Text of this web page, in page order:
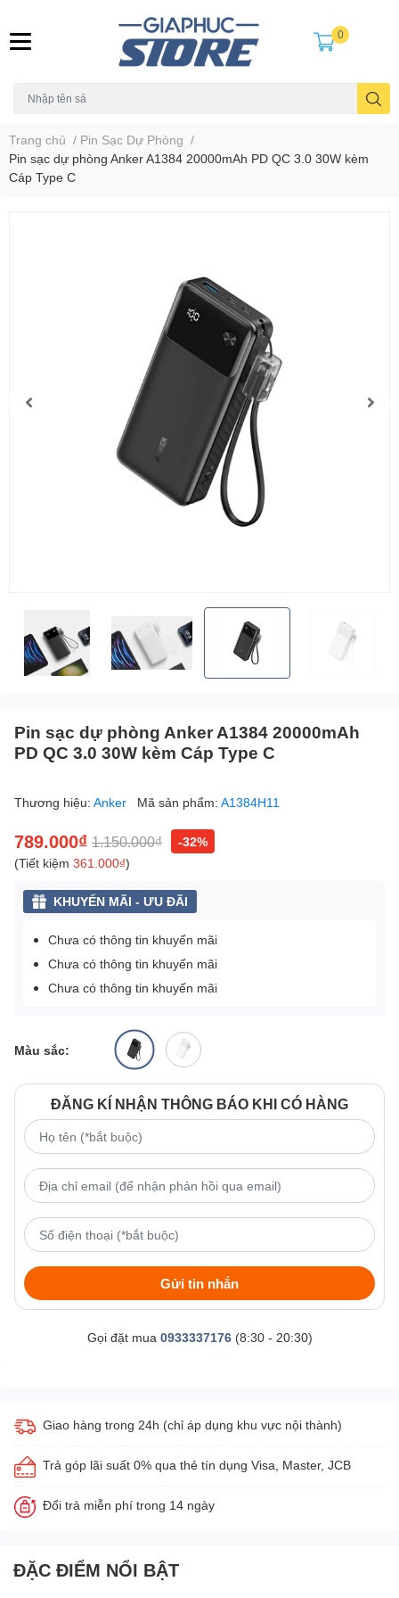
0
Trang chủ / Pin Sạc Dự Phòng /
Pin sạc dự phòng Anker A1384 20000mAh PD QC 3.0 30W kèm
Cáp Type C
Pin sạc dự phòng Anker A1384 20000mAh
PD QC 3.0 30W kèm Cáp Type C
Thương hiệu: Anker Mã sản phẩm: A1384H11
789.000₫ 1.150.000₫
-32%
(Tiết kiệm 361.000₫)
KHUYẾN MÃI - ƯU ĐÃI
Chưa có thông tin khuyến mãi
Chưa có thông tin khuyến mãi
Chưa có thông tin khuyến mãi
Màu sắc:
ĐĂNG KÍ NHẬN THÔNG BÁO KHI CÓ HÀNG
Gửi tin nhắn
Gọi đặt mua 0933337176(8:30 - 20:30)
Giao hàng trong 24h (chỉ áp dụng khu vực nội thành)
Trả góp lãi suất 0% qua thẻ tín dụng Visa, Master, JCB
Đổi trả miễn phí trong 14 ngày
ĐẶC ĐIỂM NỔI BẬT